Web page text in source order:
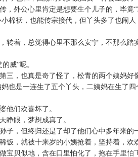
，外公心里肯定是想要生个儿子的，毕竟
棉袄，也能传宗接代，但丫头多了也闹
转着，总觉得心里不那么安宁，不那么踏
威”呢。
三，也真是奇了怪了，松青的两个姨妈好
也是一连生了五个丫头，二姨妈在生了
他们欢喜坏了。
睁眼，梦想成真了。
子，但终归还是了却了他们心中多年来的
饭，就被十来岁的小姨抢着，坚持着，欢
宝贝似地，含在口里怕化了，抱在手里怕